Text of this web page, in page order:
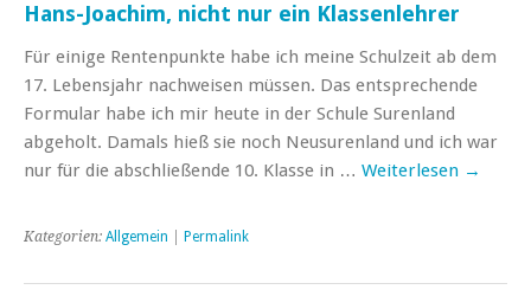
Hans-Joachim, nicht nur ein Klassenlehrer
Für einige Rentenpunkte habe ich meine Schulzeit ab dem
17. Lebensjahr nachweisen müssen. Das entsprechende
Formular habe ich mir heute in der Schule Surenland
abgeholt. Damals hieß sie noch Neusurenland und ich war
nur für die abschließende 10. Klasse in … Weiterlesen →
Kategorien: Allgemein Permalink